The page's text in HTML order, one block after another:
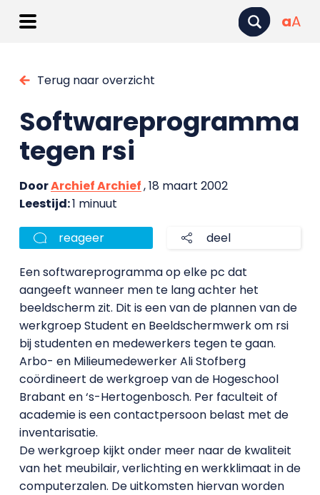
aA
Terug naar overzicht
Softwareprogramma
tegen rsi
DoorArchief Archief, 18 maart 2002
Leestijd:1 minuut
reageer deel
Een softwareprogramma op elke pc dat
aangeeft wanneer men te lang achter het
beeldscherm zit. Dit is een van de plannen van de
werkgroep Student en Beeldschermwerk om rsi
bij studenten en medewerkers tegen te gaan.
Arbo- en Milieumedewerker Ali Stofberg
coördineert de werkgroep van de Hogeschool
Brabant en ‘s-Hertogenbosch. Per faculteit of
academie is een contactpersoon belast met de
inventarisatie.
De werkgroep kijkt onder meer naar de kwaliteit
van het meubilair, verlichting en werkklimaat in de
computerzalen. De uitkomsten hiervan worden